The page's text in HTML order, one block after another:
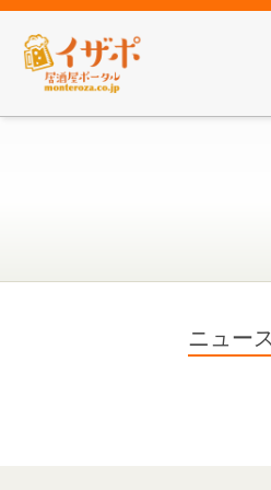
ニュー